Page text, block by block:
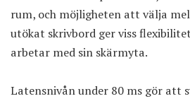
rum, och möjligheten att välja
utökat skrivbord ger viss
arbetar med sin skärmyta.
Latensnivån under 80 ms gör att